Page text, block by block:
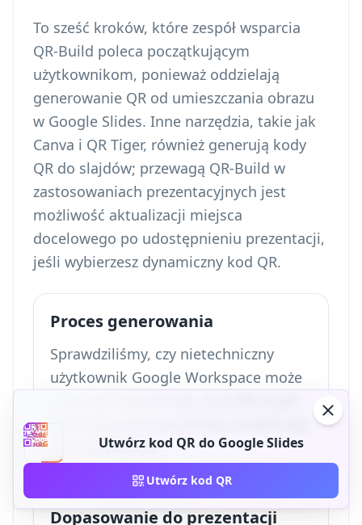
To sześć kroków, które zespół wsparcia
QR-Build poleca początkującym
użytkownikom, ponieważ oddzielają
generowanie QR od umieszczania obrazu
w Google Slides. Inne narzędzia, takie jak
Canva i QR Tiger, również generują kody
QR do slajdów; przewagą QR-Build w
zastosowaniach prezentacyjnych jest
możliwość aktualizacji miejsca
docelowego po udostępnieniu prezentacji,
jeśli wybierzesz dynamiczny kod QR.
Proces generowania
Sprawdziliśmy, czy nietechniczny
użytkownik Google Workspace może
terminologii QR.
Dopasowanie do prezentacji
Utwórz kod QR do Google Slides
Utwórz kod QR